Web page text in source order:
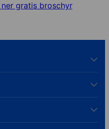
ner gratis broschyr